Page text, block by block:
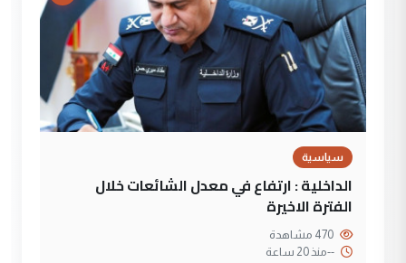
سياسية
الداخلية : ارتفاع في معدل الشائعات خلال
الفترة الاخيرة
--منذ 20 ساعة